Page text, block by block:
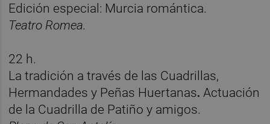
Edición especial: Murcia romántica.
Teatro Romea.
22 h.
La tradición a través de las Cuadrillas,
Hermandades y Peñas Huertanas. Actuación
de la Cuadrilla de Patiño y amigos.